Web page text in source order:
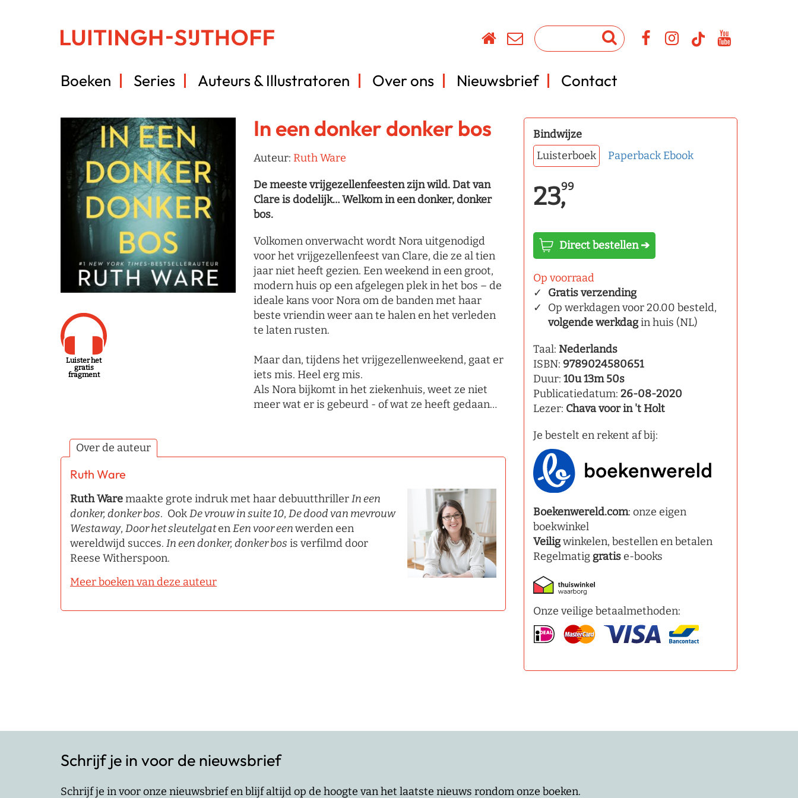
Boeken Series Auteurs & Illustratoren Over ons Nieuwsbrief Contact
Luister het
gratis
fragment
In een donker donker bos
Auteur: Ruth Ware
De meeste vrijgezellenfeesten zijn wild. Dat van
Clare is dodelijk… Welkom in een donker, donker
bos.
Volkomen onverwacht wordt Nora uitgenodigd
voor het vrijgezellenfeest van Clare, die ze al tien
jaar niet heeft gezien. Een weekend in een groot,
modern huis op een afgelegen plek in het bos – de
ideale kans voor Nora om de banden met haar
beste vriendin weer aan te halen en het verleden
te laten rusten.
Maar dan, tijdens het vrijgezellenweekend, gaat er
iets mis. Heel erg mis.
Als Nora bijkomt in het ziekenhuis, weet ze niet
meer wat er is gebeurd - of wat ze heeft gedaan…
Over de auteur
Ruth Ware
Ruth Waremaakte grote indruk met haar debuutthrillerIn een
donker, donker bos. OokDe vrouw in suite 10, De dood van mevrouw
Westaway, Door het sleutelgatenEen voor eenwerden een
wereldwijd succes. In een donker, donker bos is verfilmd door
Reese Witherspoon.
Meer boeken van deze auteur
Bindwijze
Luisterboek
Paperback Ebook
23,99
Direct bestellen ➔
Op voorraad
Gratis verzending
Op werkdagen voor 20.00 besteld,
volgende werkdagin huis (NL)
Taal: Nederlands
ISBN: 9789024580651
Duur: 10u 13m 50s
Publicatiedatum: 26-08-2020
Lezer: Chava voor in 't Holt
Je bestelt en rekent af bij:
Boekenwereld.com: onze eigen
boekwinkel
Veiligwinkelen, bestellen en betalen
Regelmatig gratise-books
Onze veilige betaalmethoden:
Schrijf je in voor de nieuwsbrief
Schrijf je in voor onze nieuwsbrief en blijf altijd op de hoogte van het laatste nieuws rondom onze boeken.